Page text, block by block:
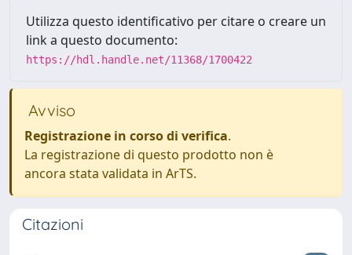
Utilizza questo identificativo per citare o creare un
link a questo documento:
https://hdl.handle.net/11368/1700422
Avviso
Registrazione in corso di verifica.
La registrazione di questo prodotto non è
ancora stata validata in ArTS.
Citazioni